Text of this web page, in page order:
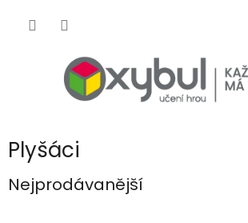
Plyšáci
Nejprodávanější